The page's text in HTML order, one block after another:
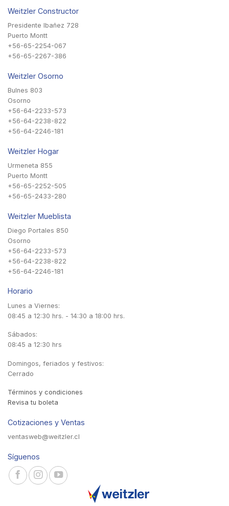
Weitzler Constructor
Presidente Ibañez 728
Puerto Montt
+56-65-2254-067
+56-65-2267-386
Weitzler Osorno
Bulnes 803
Osorno
+56-64-2233-573
+56-64-2238-822
+56-64-2246-181
Weitzler Hogar
Urmeneta 855
Puerto Montt
+56-65-2252-505
+56-65-2433-280
Weitzler Mueblista
Diego Portales 850
Osorno
+56-64-2233-573
+56-64-2238-822
+56-64-2246-181
Horario
Lunes a Viernes:
08:45 a 12:30 hrs. - 14:30 a 18:00 hrs.
Sábados:
08:45 a 12:30 hrs
Domingos, feriados y festivos:
Cerrado
Términos y condiciones
Revisa tu boleta
Cotizaciones y Ventas
ventasweb@weitzler.cl
Síguenos